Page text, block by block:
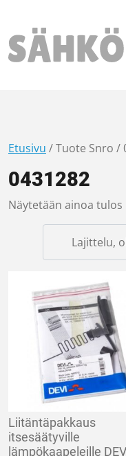
Päävalikko
Etusivu / Tuote Snro /
0431282
Näytetään ainoa tulos
Liitäntäpakkaus
itsesäätyville
lämpökaapeleille